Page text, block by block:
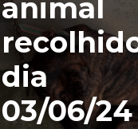
animal
dia
03/06/24